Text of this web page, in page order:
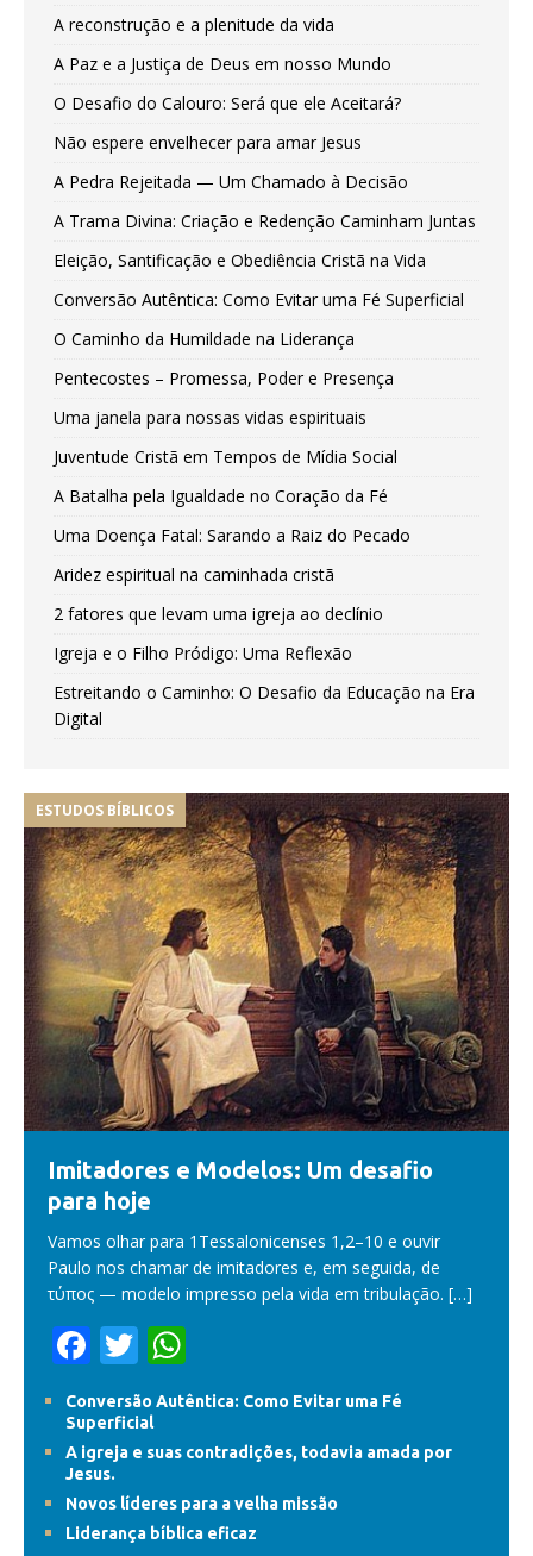
A reconstrução e a plenitude da vida
A Paz e a Justiça de Deus em nosso Mundo
O Desafio do Calouro: Será que ele Aceitará?
Não espere envelhecer para amar Jesus
A Pedra Rejeitada — Um Chamado à Decisão
A Trama Divina: Criação e Redenção Caminham Juntas
Eleição, Santificação e Obediência Cristã na Vida
Conversão Autêntica: Como Evitar uma Fé Superficial
O Caminho da Humildade na Liderança
Pentecostes – Promessa, Poder e Presença
Uma janela para nossas vidas espirituais
Juventude Cristã em Tempos de Mídia Social
A Batalha pela Igualdade no Coração da Fé
Uma Doença Fatal: Sarando a Raiz do Pecado
Aridez espiritual na caminhada cristã
2 fatores que levam uma igreja ao declínio
Igreja e o Filho Pródigo: Uma Reflexão
Estreitando o Caminho: O Desafio da Educação na Era
Digital
ESTUDOS BÍBLICOS
Imitadores e Modelos: Um desafio
para hoje
Vamos olhar para 1Tessalonicenses 1,2–10 e ouvir
Paulo nos chamar de imitadores e, em seguida, de
τύπος — modelo impresso pela vida em tribulação. […]
F
e
b
o
o
T
w
itt
er
h
at
s
A
p
Conversão Autêntica: Como Evitar uma Fé
Superficial
A igreja e suas contradições, todavia amada por
Jesus.
Novos líderes para a velha missão
Liderança bíblica eficaz